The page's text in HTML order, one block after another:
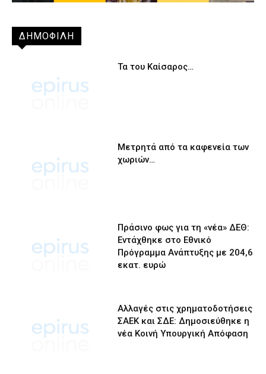
ΔΗΜΟΦΙΛΗ
Τα του Καίσαρος…
Μετρητά από τα καφενεία των
χωριών…
Πράσινο φως για τη «νέα» ΔΕΘ:
Εντάχθηκε στο Εθνικό
Πρόγραμμα Ανάπτυξης με 204,6
εκατ. ευρώ
Αλλαγές στις χρηματοδοτήσεις
ΣΑΕΚ και ΣΔΕ: Δημοσιεύθηκε η
νέα Κοινή Υπουργική Απόφαση